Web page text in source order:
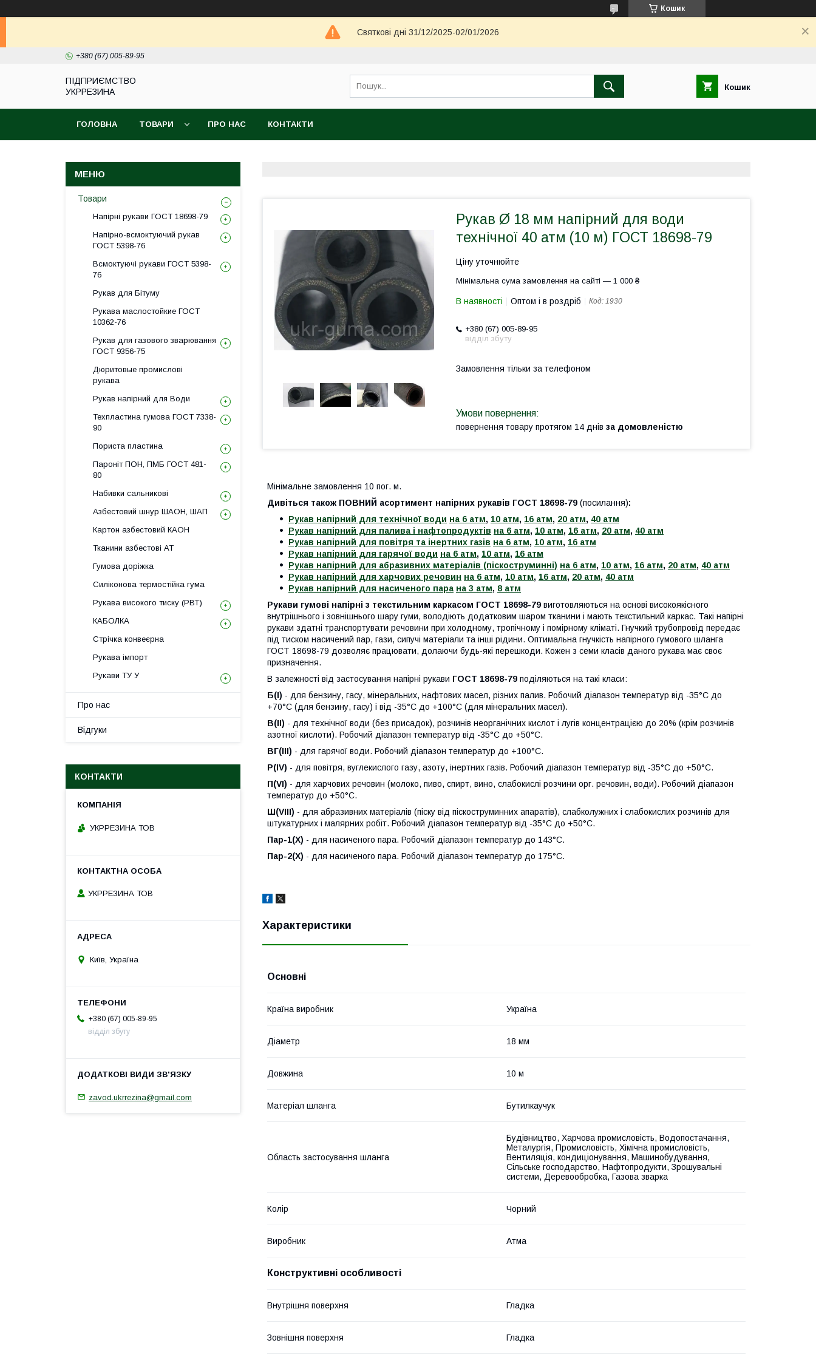
Кошик
Святкові дні 31/12/2025-02/01/2026
+380 (67) 005-89-95
ПІДПРИЄМСТВО
УКРРЕЗИНА
Кошик
ГОЛОВНА ТОВАРИ ПРО НАС КОНТАКТИ
Рукав Ø 18 мм напірний для води
технічної 40 атм (10 м) ГОСТ 18698-79
Ціну уточнюйте
Мінімальна сума замовлення на сайті — 1 000 ₴
В наявності Оптом і в роздріб Код: 1930
+380 (67) 005-89-95
відділ збуту
Замовлення тільки за телефоном
повернення товару протягом 14 днів за домовленістю
Мінімальне замовлення 10 пог. м.
Дивіться також ПОВНИЙ асортимент напірних рукавів ГОСТ 18698-79 (посилання):
Рукав напірний для технічної води на 6 атм, 10 атм, 16 атм, 20 атм, 40 атм
Рукав напірний для палива і нафтопродуктів на 6 атм, 10 атм, 16 атм, 20 атм, 40 атм
Рукав напірний для повітря та інертних газів на 6 атм, 10 атм, 16 атм
Рукав напірний для гарячої води на 6 атм, 10 атм, 16 атм
Рукав напірний для абразивних матеріалів (піскоструминні) на 6 атм, 10 атм, 16 атм, 20 атм, 40 атм
Рукав напірний для харчових речовин на 6 атм, 10 атм, 16 атм, 20 атм, 40 атм
Рукав напірний для насиченого пара на 3 атм, 8 атм
Рукави гумові напірні з текстильним каркасом ГОСТ 18698-79 виготовляються на основі високоякісного
внутрішнього і зовнішнього шару гуми, володіють додатковим шаром тканини і мають текстильний каркас. Такі напірні
рукави здатні транспортувати речовини при холодному, тропічному і помірному кліматі. Гнучкий трубопровід передає
під тиском насичений пар, гази, сипучі матеріали та інші рідини. Оптимальна гнучкість напірного гумового шланга
ГОСТ 18698-79 дозволяє працювати, долаючи будь-які перешкоди. Кожен з семи класів даного рукава має своє
призначення.
В залежності від застосування напірні рукави ГОСТ 18698-79 поділяються на такі класи:
Б(I) - для бензину, гасу, мінеральних, нафтових масел, різних палив. Робочий діапазон температур від -35°С до
+70°С (для бензину, гасу) і від -35°С до +100°С (для мінеральних масел).
В(II) - для технічної води (без присадок), розчинів неорганічних кислот і лугів концентрацією до 20% (крім розчинів
азотної кислоти). Робочий діапазон температур від -35°С до +50°С.
ВГ(III) - для гарячої води. Робочий діапазон температур до +100°С.
Р(IV) - для повітря, вуглекислого газу, азоту, інертних газів. Робочий діапазон температур від -35°С до +50°С.
П(VI) - для харчових речовин (молоко, пиво, спирт, вино, слабокислі розчини орг. речовин, води). Робочий діапазон
температур до +50°С.
Ш(VIII) - для абразивних матеріалів (піску від піскоструминних апаратів), слабколужних і слабокислих розчинів для
штукатурних і малярних робіт. Робочий діапазон температур від -35°С до +50°С.
Пар-1(Х) - для насиченого пара. Робочий діапазон температур до 143°С.
Пар-2(Х) - для насиченого пара. Робочий діапазон температур до 175°С.
Характеристики
Основні
Країна виробник Україна
Діаметр 18 мм
Довжина 10 м
Матеріал шланга Бутилкаучук
Область застосування шланга
Будівництво, Харчова промисловість, Водопостачання,
Металургія, Промисловість, Хімічна промисловість,
Вентиляція, кондиціонування, Машинобудування,
Сільське господарство, Нафтопродукти, Зрошувальні
системи, Деревообробка, Газова зварка
Колір Чорний
Виробник Атма
Конструктивні особливості
Внутрішня поверхня Гладка
Зовнішня поверхня Гладка
Товари
Напірні рукави ГОСТ 18698-79
Напірно-всмоктуючий рукав
ГОСТ 5398-76
Всмоктуючі рукави ГОСТ 5398-
76
Рукав для Бітуму
Рукава маслостойкие ГОСТ
10362-76
Рукав для газового зварювання
ГОСТ 9356-75
Дюритовые промислові
рукава
Рукав напірний для Води
Техпластина гумова ГОСТ 7338-
90
Пориста пластина
Пароніт ПОН, ПМБ ГОСТ 481-
80
Набивки сальникові
Азбестовий шнур ШАОН, ШАП
Картон азбестовий КАОН
Тканини азбестові АТ
Гумова доріжка
Силіконова термостійка гума
Рукава високого тиску (РВТ)
КАБОЛКА
Стрічка конвеєрна
Рукава імпорт
Рукави ТУ У
Про нас
Відгуки
КОНТАКТИ
УКРРЕЗИНА ТОВ
УКРРЕЗИНА ТОВ
Київ, Україна
+380 (67) 005-89-95
відділ збуту
zavod.ukrrezina@gmail.com